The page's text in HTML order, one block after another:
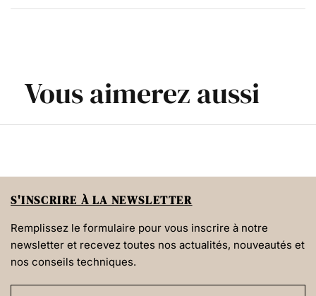
Vous aimerez aussi
S'INSCRIRE À LA NEWSLETTER
Remplissez le formulaire pour vous inscrire à notre
newsletter et recevez toutes nos actualités, nouveautés et
nos conseils techniques.